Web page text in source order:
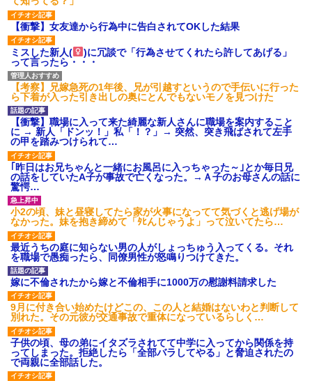
【衝撃】女友達から行為中に告白されてOKした結果
ミスした新人(
)に冗談で「行為させてくれたら許してあげる」
って言ったら・・・
【考察】兄嫁急死の1年後、兄が引越すというので手伝いに行った
ら下着が入った引き出しの奥にとんでもないモノを見つけた
【衝撃】職場に入って来た綺麗な新人さんに職場を案内すること
に → 新人「ドンッ！」私「！？」→ 突然、突き飛ばされて左手
の甲を踏みつけられて…
｢昨日はお兄ちゃんと一緒にお風呂に入っちゃった～｣とか毎日兄
の話をしていたA子が事故で亡くなった。→Ａ子のお母さんの話に
驚愕…
小2の頃、妹と昼寝してたら家が火事になってて気づくと逃げ場が
なかった。妹を抱き締めて「ﾀﾋんじゃうよ」って泣いてたら…
最近うちの庭に知らない男の人がしょっちゅう入ってくる。それ
を職場で愚痴ったら、同僚男性が怒鳴りつけてきた。
嫁に不倫されたから嫁と不倫相手に1000万の慰謝料請求した
9月に付き合い始めたけどこの、この人と結婚はないわと判断して
別れた。その元彼が交通事故で重体になっているらしく…
子供の頃、母の弟にイタズラされてて中学に入ってから関係を持
ってしまった。拒絶したら「全部バラしてやる」と脅迫されたの
で両親に全部話した。